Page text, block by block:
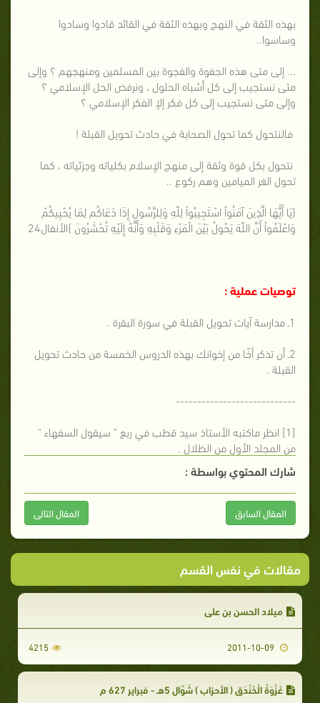
بهذه الثقة في النهج وبهذه الثقة في القائد قادوا وسادوا
وساسوا..
... إلى متى هذه الجفوة والفجوة بين المسلمين ومنهجهم ؟ وإلى
متى نستجيب إلى كل أشباه الحلول ، ونرفض الحل الإسلامي ؟
وإلى متى نستجيب إلى كل فكر إلإ الفكر الإسلامي ؟
فالنتحول كما تحول الصحابة في حادث تحويل القبلة !
نتحول بكل قوة وثقة إلى منهج الإسلام بكلياته وجزئياته ، كما
تحول الغر الميامين وهم ركوع ..
{يَا أَيُّهَا الَّذِينَ آمَنُواْ اسْتَجِيبُواْ لِلّهِ وَلِلرَّسُولِ إِذَا دَعَاكُم لِمَا يُحْيِيكُمْ
وَاعْلَمُواْ أَنَّ اللّهَ يَحُولُ بَيْنَ الْمَرْءِ وَقَلْبِهِ وَأَنَّهُ إِلَيْهِ تُحْشَرُونَ }الأنفال24
توصيات عملية :
1ـ مدارسة آيات تحويل القبلة في سورة البقرة .
2ـ أن تذكر أخًا من إخوانك بهذه الدروس الخمسة من حادث تحويل
القبلة .
----------------------------
[1] انظر ماكتبه الأستاذ سيد قطب في ربع " سيقول السفهاء "
من المجلد الأول من الظلال .
شارك المحتوي بواسطة :
المقال السابق المقال التالى
مقالات في نفس القسم
ميلاد الحسن بن علي
4215
غَزْوَةُ الْخَنْدَقِ ( الأحزاب ) شَوّالٍ 5هـ - فبراير 627 م